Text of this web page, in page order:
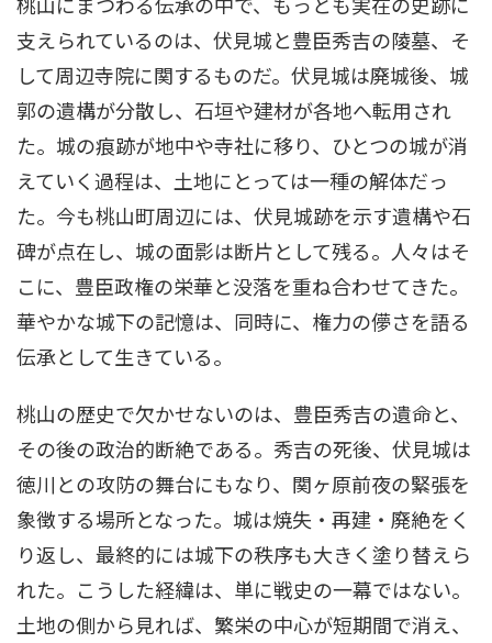
支えられているのは、伏見城と豊臣秀吉の陵墓、そ
して周辺寺院に関するものだ。伏見城は廃城後、城
郭の遺構が分散し、石垣や建材が各地へ転用され
た。城の痕跡が地中や寺社に移り、ひとつの城が消
えていく過程は、土地にとっては一種の解体だっ
た。今も桃山町周辺には、伏見城跡を示す遺構や石
碑が点在し、城の面影は断片として残る。人々はそ
こに、豊臣政権の栄華と没落を重ね合わせてきた。
華やかな城下の記憶は、同時に、権力の儚さを語る
伝承として生きている。
桃山の歴史で欠かせないのは、豊臣秀吉の遺命と、
その後の政治的断絶である。秀吉の死後、伏見城は
徳川との攻防の舞台にもなり、関ヶ原前夜の緊張を
象徴する場所となった。城は焼失・再建・廃絶をく
り返し、最終的には城下の秩序も大きく塗り替えら
れた。こうした経緯は、単に戦史の一幕ではない。
土地の側から見れば、繁栄の中心が短期間で消え、